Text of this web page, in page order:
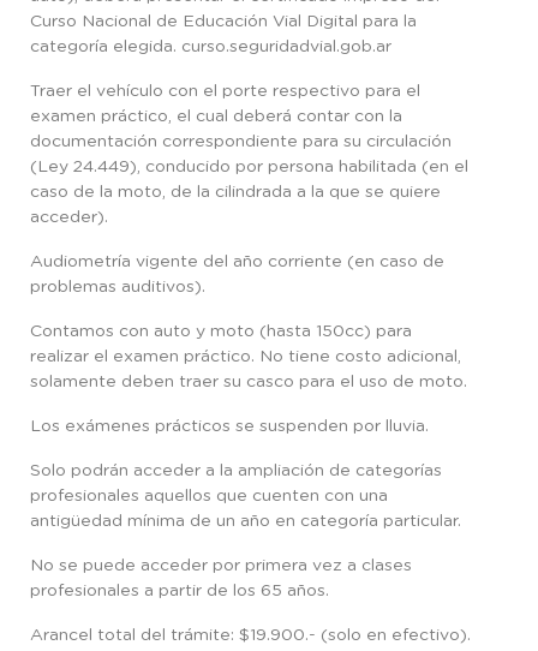
Curso Nacional de Educación Vial Digital para la
categoría elegida. curso.seguridadvial.gob.ar
Traer el vehículo con el porte respectivo para el
examen práctico, el cual deberá contar con la
documentación correspondiente para su circulación
(Ley 24.449), conducido por persona habilitada (en el
caso de la moto, de la cilindrada a la que se quiere
acceder).
Audiometría vigente del año corriente (en caso de
problemas auditivos).
Contamos con auto y moto (hasta 150cc) para
realizar el examen práctico. No tiene costo adicional,
solamente deben traer su casco para el uso de moto.
Los exámenes prácticos se suspenden por lluvia.
Solo podrán acceder a la ampliación de categorías
profesionales aquellos que cuenten con una
antigüedad mínima de un año en categoría particular.
No se puede acceder por primera vez a clases
profesionales a partir de los 65 años.
Arancel total del trámite: $19.900.- (solo en efectivo).